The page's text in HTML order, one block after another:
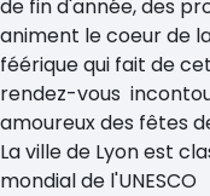
de fin d'année, des
animent le coeur de
féérique qui fait de
rendez-vous
amoureux des fêtes
La ville de Lyon est
mondial de l'UNESCO